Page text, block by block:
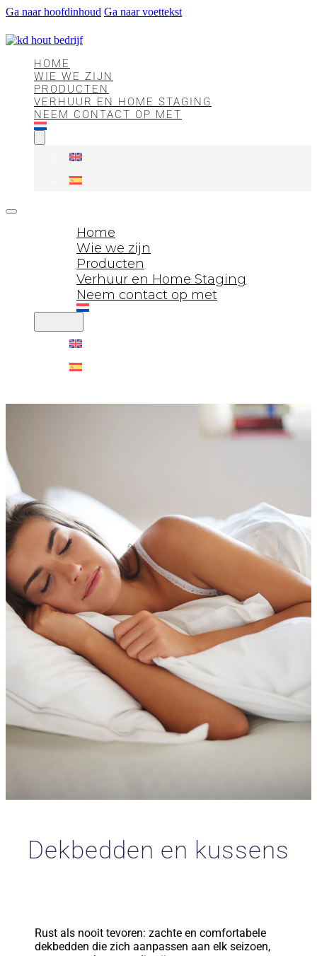
Ga naar hoofdinhoud Ga naar voettekst
HOME
WIE WE ZIJN
PRODUCTEN
VERHUUR EN HOME STAGING
NEEM CONTACT OP MET
Home
Wie we zijn
Producten
Verhuur en Home Staging
Neem contact op met
Dekbedden en kussens
Rust als nooit tevoren: zachte en comfortabele
dekbedden die zich aanpassen aan elk seizoen,